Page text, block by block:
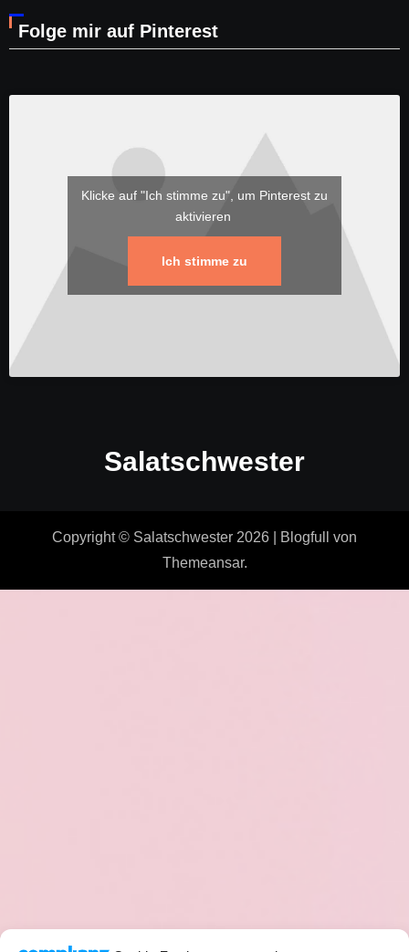
Folge mir auf Pinterest
Klicke auf "Ich stimme zu", um Pinterest zu
aktivieren
Ich stimme zu
Salatschwester
Copyright © Salatschwester 2026 Blogfull
von
Themeansar.